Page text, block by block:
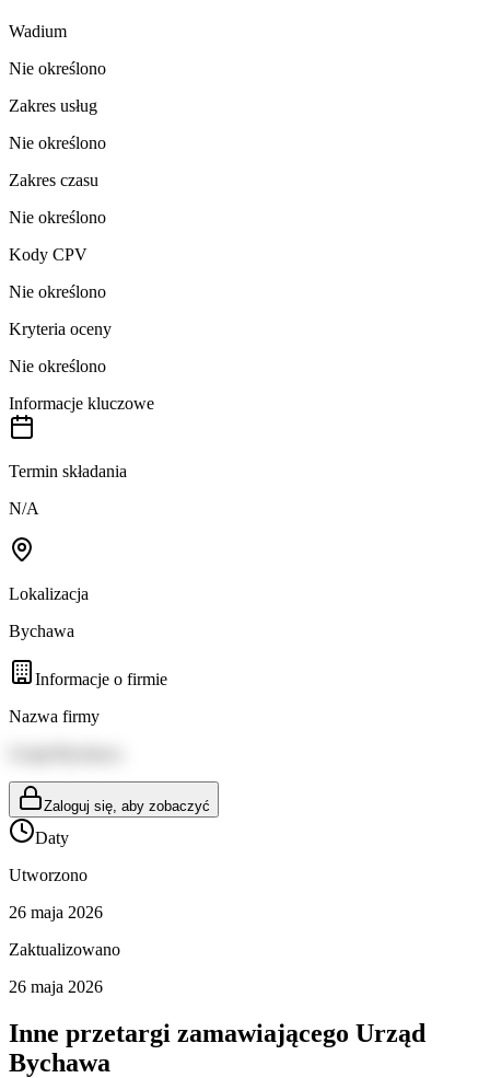
Wadium
Nie określono
Zakres usług
Nie określono
Zakres czasu
Nie określono
Kody CPV
Nie określono
Kryteria oceny
Nie określono
Informacje kluczowe
Termin składania
N/A
Lokalizacja
Bychawa
Informacje o firmie
Nazwa firmy
Zaloguj się, aby zobaczyć
Daty
Utworzono
26 maja 2026
Zaktualizowano
26 maja 2026
Inne przetargi zamawiającego Urząd
Bychawa